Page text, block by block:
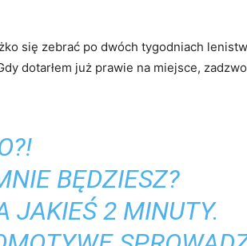
się zebrać po dwóch tygodniach
dotarłem już prawie na miejsce,
BĘDZIESZ?
JAKIEŚ 2 MINUTY.